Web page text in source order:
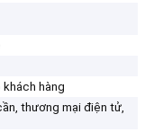
khách hàng
thương mại điện tử,